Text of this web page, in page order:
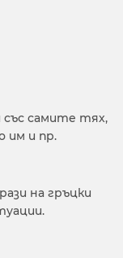
със самите тях,
им и пр.
на гръцки